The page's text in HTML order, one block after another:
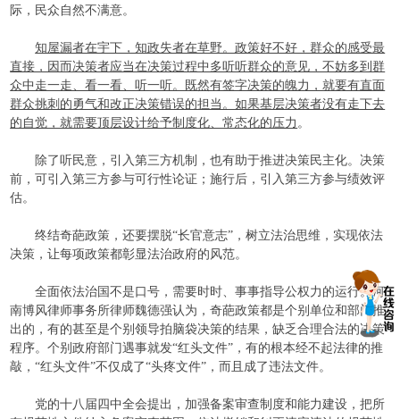
际，民众自然不满意。
知屋漏者在宇下，知政失者在草野。政策好不好，群众的感受最
直接，因而决策者应当在决策过程中多听听群众的意见，不妨多到群
众中走一走、看一看、听一听。既然有签字决策的魄力，就要有直面
群众挑刺的勇气和改正决策错误的担当。如果基层决策者没有走下去
的自觉，就需要顶层设计给予制度化、常态化的压力 。
除了听民意，引入第三方机制，也有助于推进决策民主化。决策
前，可引入第三方参与可行性论证；施行后，引入第三方参与绩效评
估。
终结奇葩政策，还要摆脱“长官意志”，树立法治思维，实现依法
决策，让每项政策都彰显法治政府的风范。
全面依法治国不是口号，需要时时、事事指导公权力的运行。河
南博风律师事务所律师魏德强认为，奇葩政策都是个别单位和部门推
出的，有的甚至是个别领导拍脑袋决策的结果，缺乏合理合法的决策
程序。个别政府部门遇事就发“红头文件”，有的根本经不起法律的推
敲，“红头文件”不仅成了“头疼文件”，而且成了违法文件。
党的十八届四中全会提出，加强备案审查制度和能力建设，把所